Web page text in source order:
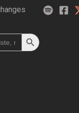
Search Button